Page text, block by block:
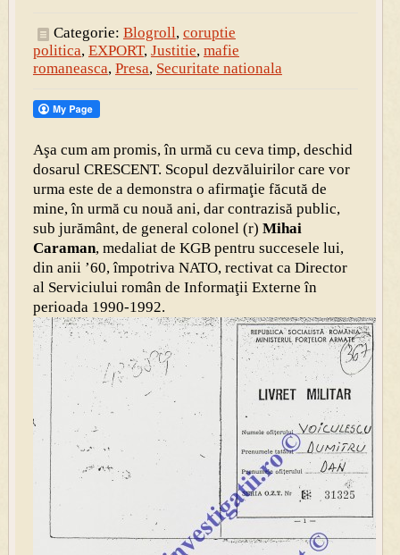
Categorie: Blogroll, coruptie
politica, EXPORT, Justitie, mafie
romaneasca, Presa, Securitate nationala
Aşa cum am promis, în urmă cu ceva timp, deschid
dosarul CRESCENT. Scopul dezvăluirilor care vor
urma este de a demonstra o afirmaţie făcută de
mine, în urmă cu nouă ani, dar contrazisă public,
sub jurământ, de general colonel (r) Mihai
Caraman, medaliat de KGB pentru succesele lui,
din anii ’60,împotriva NATO, rectivat ca Director
al Serviciului român de Informaţii Externe în
perioada 1990-1992.